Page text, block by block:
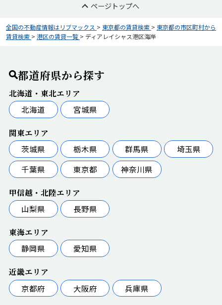
ページトップへ
全国の不動産情報はリブマックス > 東京都の賃貸検索 > 東京都の市区町村から
賃貸検索 > 港区の賃貸一覧 > ディアレイシャス港区海岸
都道府県から探す
北海道・東北エリア
北海道
宮城県
関東エリア
茨城県
栃木県 群馬県
埼玉県
千葉県
東京都 神奈川県
甲信越・北陸エリア
山梨県
長野県
東海エリア
静岡県
愛知県
近畿エリア
京都府
大阪府 兵庫県